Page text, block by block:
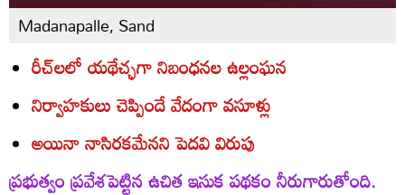
Madanapalle, Sand
రీచ్‌లలో యథేచ్ఛగా నిబంధనల ఉల్లంఘన
నిర్వాహకులు చెప్పిందే వేదంగా వసూళ్లు
అయినా నాసిరకమేనని పెదవి విరుపు
ప్రభుత్వం ప్రవేశపెట్టిన ఉచిత ఇసుక పథకం నీరుగారుతోంది.